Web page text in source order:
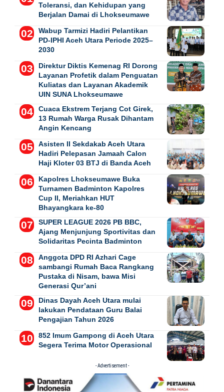
Toleransi, dan Kehidupan yang
Berjalan Damai di Lhokseumawe
Wabup Tarmizi Hadiri Pelantikan
PD-IPHI Aceh Utara Periode 2025–
2030
Direktur Diktis Kemenag RI Dorong
Layanan Profetik dalam Penguatan
Kuliatas dan Layanan Akademik
UIN SUNA Lhokseumawe
Cuaca Ekstrem Terjang Cot Girek,
13 Rumah Warga Rusak Dihantam
Angin Kencang
Asisten II Sekdakab Aceh Utara
Hadiri Pelepasan Jamaah Calon
Haji Kloter 03 BTJ di Banda Aceh
Kapolres Lhokseumawe Buka
Turnamen Badminton Kapolres
Cup II, Meriahkan HUT
Bhayangkara ke-80
SUPER LEAGUE 2026 PB BBC,
Ajang Menjunjung Sportivitas dan
Solidaritas Pecinta Badminton
Anggota DPD RI Azhari Cage
sambangi Rumah Baca Rangkang
Pustaka di Nisam, bawa Misi
Generasi Qur’ani
Dinas Dayah Aceh Utara mulai
lakukan Pendataan Guru Balai
Pengajian Tahun 2026
852 Imum Gampong di Aceh Utara
Segera Terima Motor Operasional
- Advertisement -